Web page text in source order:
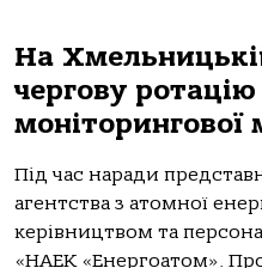
На
чергову ротацію
моніторингової
Під час наради
агентства з атомної
керівництвом та
«НАЕК «Енергоатом».